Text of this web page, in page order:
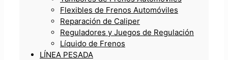
Flexibles de Frenos Automóviles
Reparación de Caliper
Reguladores y Juegos de Regulación
Líquido de Frenos
LÍNEA PESADA